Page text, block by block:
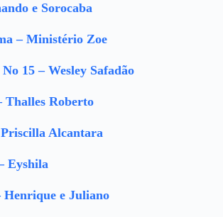
e Sorocaba
– Ministério Zoe
15 – Wesley Safadão
Thalles Roberto
Alcantara
Eyshila
Henrique e Juliano